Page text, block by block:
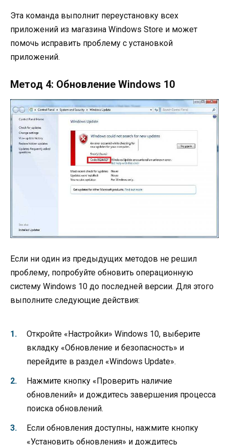
Эта команда выполнит переустановку всех
приложений из магазина Windows Store и может
помочь исправить проблему с установкой
приложений.
Метод 4: Обновление Windows 10
Если ни один из предыдущих методов не решил
проблему, попробуйте обновить операционную
систему Windows 10 до последней версии. Для этого
выполните следующие действия:
Откройте «Настройки» Windows 10, выберите
вкладку «Обновление и безопасность» и
перейдите в раздел «Windows Update».
Нажмите кнопку «Проверить наличие
обновлений» и дождитесь завершения процесса
поиска обновлений.
Если обновления доступны, нажмите кнопку
«Установить обновления» и дождитесь